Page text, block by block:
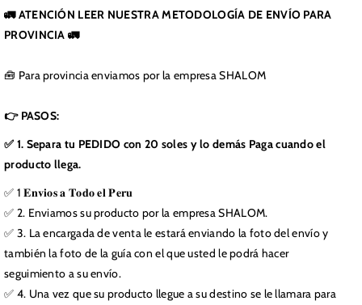
🚛 ATENCIÓN LEER NUESTRA METODOLOGÍA DE ENVÍO PARA
PROVINCIA 🚛
🧰 Para provincia enviamos por la empresa SHALOM
👉 PASOS:
✅ 1. Separa tu PEDIDO con 20 soles y lo demás Paga cuando el
producto llega.
✅ 1 𝐄𝐧𝐯𝐢𝐨𝐬 𝐚 𝐓𝐨𝐝𝐨 𝐞𝐥 𝐏𝐞𝐫𝐮
✅ 2. Enviamos su producto por la empresa SHALOM.
✅ 3. La encargada de venta le estará enviando la foto del envío y
también la foto de la guía con el que usted le podrá hacer
seguimiento a su envío.
✅ 4. Una vez que su producto llegue a su destino se le llamara para